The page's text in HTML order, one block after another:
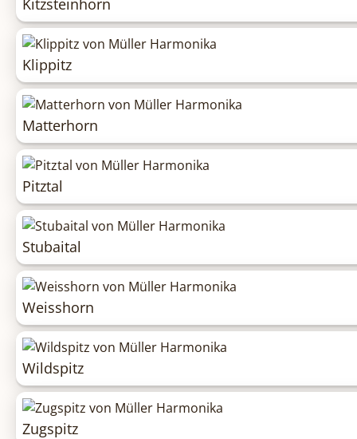
Klippitz
Matterhorn
Pitztal
Stubaital
Weisshorn
Wildspitz
Zugspitz